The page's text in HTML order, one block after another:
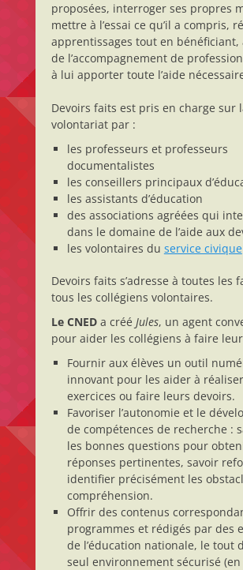
proposées, interroger ses propres
mettre à l’essai ce qu’il a compris,
apprentissages tout en bénéficiant,
de l’accompagnement de
à lui apporter toute l’aide
Devoirs faits est pris en charge sur
volontariat par :
les professeurs et professeurs
documentalistes
les conseillers principaux
les assistants d’éducation
des associations agréées qui
dans le domaine de l’aide aux
les volontaires du service civique
Devoirs faits s’adresse à toutes les
tous les collégiens volontaires.
Le CNEDa créé Jules, un agent
pour aider les collégiens à faire
Fournir aux élèves un outil
innovant pour les aider à
exercices ou faire leurs devoirs.
Favoriser l’autonomie et le
de compétences de recherche :
les bonnes questions pour
réponses pertinentes, savoir
identifier précisément les
compréhension.
Offrir des contenus
programmes et rédigés par des
de l’éducation nationale, le tout
seul environnement sécurisé